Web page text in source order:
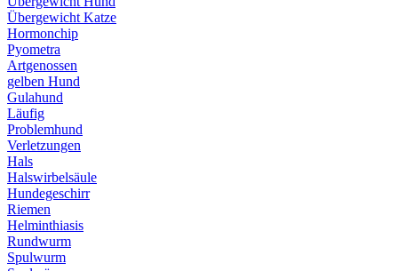
Übergewicht Katze
Hormonchip
Pyometra
Artgenossen
gelben Hund
Gulahund
Läufig
Problemhund
Verletzungen
Hals
Halswirbelsäule
Hundegeschirr
Riemen
Helminthiasis
Rundwurm
Spulwurm